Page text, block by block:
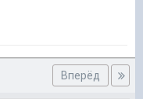
Вперёд